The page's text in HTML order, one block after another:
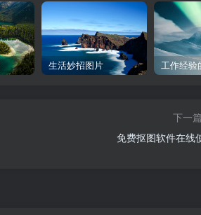
生活妙招图片 工作经验
下一
免费抠图软件在线